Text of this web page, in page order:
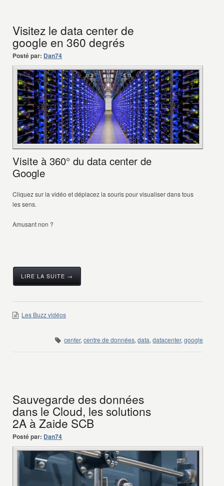
Visitez le data center de
google en 360 degrés
Posté par: Dan74
Visite à 360° du data center de
Google
Cliquez sur la vidéo et déplacez la souris pour visualiser dans tous
les sens.
Amusant non ?
LIRE LA SUITE →
Les Buzz vidéos
center,centre de données,data,datacenter,google
Sauvegarde des données
dans le Cloud, les solutions
2A à Zaide SCB
Posté par: Dan74